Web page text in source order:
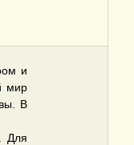
и
мир
В
Для